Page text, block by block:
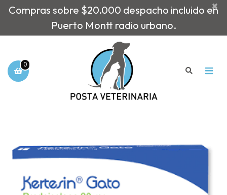
Compras sobre $20.000 despacho incluido en
Puerto Montt radio urbano.
×
0